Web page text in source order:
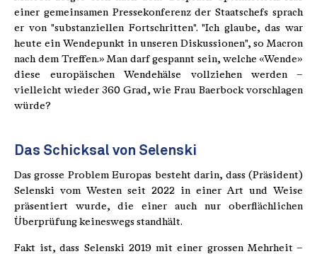
einer gemeinsamen Pressekonferenz der Staatschefs sprach
er von "substanziellen Fortschritten". "Ich glaube, das war
heute ein Wendepunkt in unseren Diskussionen", so Macron
nach dem Treffen.» Man darf gespannt sein, welche «Wende»
diese europäischen Wendehälse vollziehen werden –
vielleicht wieder 360 Grad, wie Frau Baerbock vorschlagen
würde?
Das Schicksal von Selenski
Das grosse Problem Europas besteht darin, dass (Präsident)
Selenski vom Westen seit 2022 in einer Art und Weise
präsentiert wurde, die einer auch nur oberflächlichen
Überprüfung keineswegs standhält.
Fakt ist, dass Selenski 2019 mit einer grossen Mehrheit –